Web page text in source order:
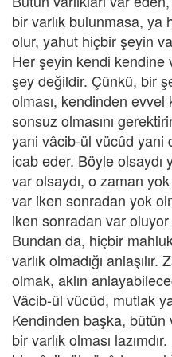
bir varlık bulunmasa,
olur, yahut hiçbir şeyin
Her şeyin kendi kendine
şey değildir. Çünkü, bir
olması, kendinden evvel
sonsuz olmasını
yani vâcib-ül vücûd yani
icab eder. Böyle
var olsaydı, o zaman
var iken sonradan yok
iken sonradan var
Bundan da, hiçbir
varlık olmadığı
olmak, aklın
Vâcib-ül vücûd, mutlak
Kendinden başka, bütün
bir varlık olması